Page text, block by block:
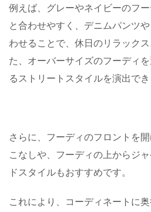
例えば、グレーやネイビーのフ
と合わせやすく、デニムパンツ
わせることで、休日のリラック
た、オーバーサイズのフーディ
るストリートスタイルを演出でき
さらに、フーディのフロントを
こなしや、フーディの上からジ
ドスタイルもおすすめです。
これにより、コーディネートに